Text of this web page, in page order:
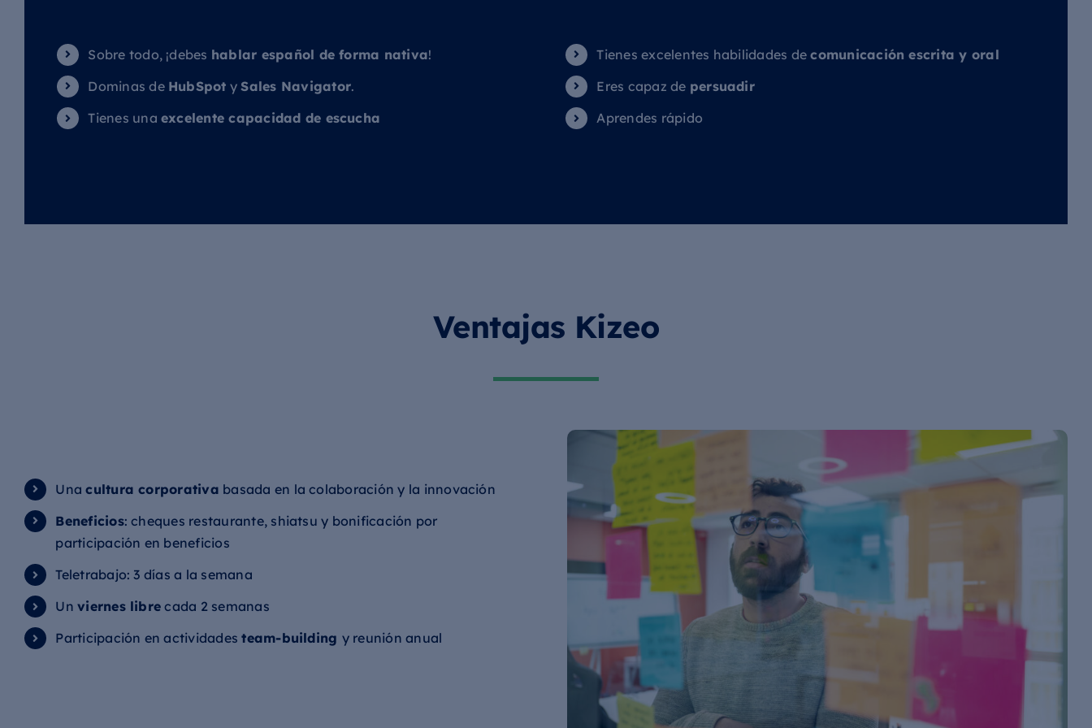
Sobre todo, ¡debes hablar español de forma nativa!
Dominas de HubSpot ySales Navigator.
Tienes una excelente capacidad de escucha
Tienes excelentes habilidades decomunicación escrita y oral
Eres capaz de persuadir
Aprendes rápido
Ventajas Kizeo
Unacultura corporativa basada en la colaboración y la innovación
Beneficios: cheques restaurante, shiatsu y bonificación por
participación en beneficios
Teletrabajo: 3 días a la semana
Unviernes libre cada 2 semanas
Participación en actividadesteam-building y reunión anual